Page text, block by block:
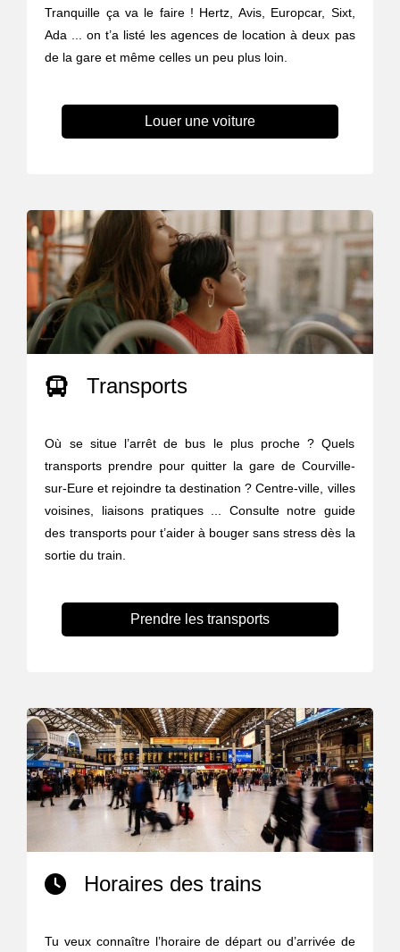
Tranquille ça va le faire ! Hertz, Avis, Europcar, Sixt,
Ada ... on t’a listé les agences de location à deux pas
de la gare et même celles un peu plus loin.
Louer une voiture
Transports
Où se situe l’arrêt de bus le plus proche ? Quels
transports prendre pour quitter la gare de Courville-
sur-Eure et rejoindre ta destination ? Centre-ville, villes
voisines, liaisons pratiques ... Consulte notre guide
des transports pour t’aider à bouger sans stress dès la
sortie du train.
Prendre les transports
Horaires des trains
Tu veux connaître l’horaire de départ ou d’arrivée de